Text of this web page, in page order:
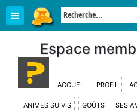
Espace
ACCUEIL PROFIL
ANIMES SUIVIS GOÛTS SES